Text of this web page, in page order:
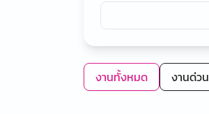
งานทั้งหมด งานด่วน